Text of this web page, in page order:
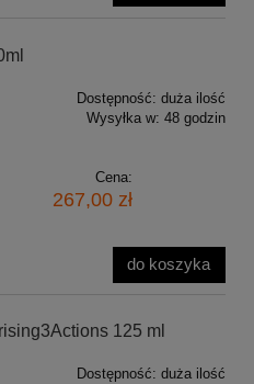
Dostępność: duża ilość
Wysyłka w: 48 godzin
Cena:
267,00 zł
do koszyka
125 ml
Dostępność: duża ilość